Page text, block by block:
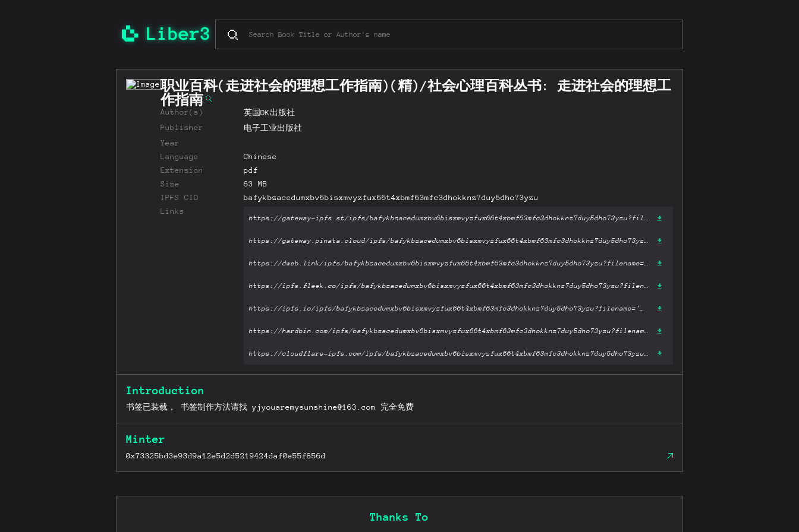
职业百科(走进社会的理想工作指南)(精)/社会心理百科丛书: 走进社会的理想工
作指南
Author(s)
英国DK出版社
Publisher
电子工业出版社
Year
Language
Chinese
Extension
pdf
Size
63 MB
IPFS CID
bafykbzacedumxbv6bisxmvyzfux66t4xbmf63mfc3dhokknz7duy5dho73yzu
Links
Introduction
书签已装载， 书签制作方法请找 yjyouaremysunshine@163.com 完全免费
Minter
0x73325bd3e93d9a12e5d2d5219424daf0e55f856d
Thanks To